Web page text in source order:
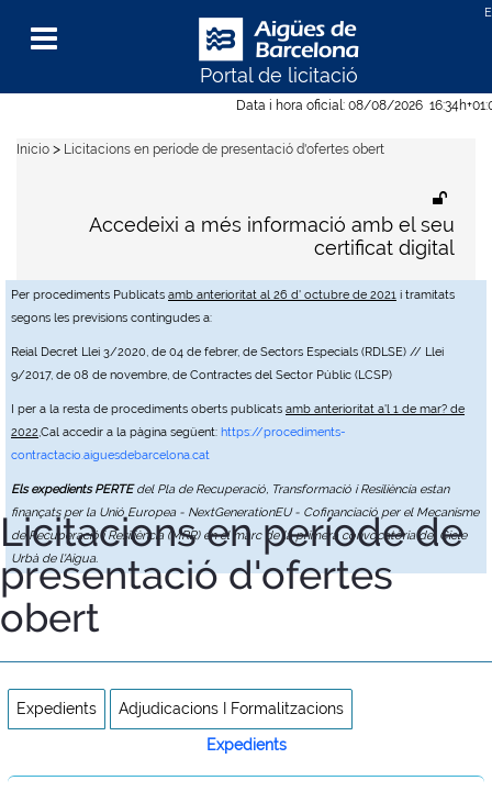
Data i hora oficial: 08/08/2026 16:34h
Per procediments Publicats amb anterioritat al 26 d' octubre de 2021 i tramitats
segons les previsions contingudes a:
Reial Decret Llei 3/2020, de 04 de febrer, de Sectors Especials (RDLSE) // Llei
9/2017, de 08 de novembre, de Contractes del Sector Públic (LCSP)
I per a la resta de procediments oberts publicats amb anterioritat a'l 1 de mar? de
2022,Cal accedir a la pàgina següent: https://procediments-
contractacio.aiguesdebarcelona.cat
Els expedients PERTEdel Pla de Recuperació, Transformació i Resiliència estan
finançats per la Unió Europea - NextGenerationEU - Cofinanciació per el Mecanisme
de Recuperació i Resiliència (MRR) en el marc de la primera convocatòria del Cicle
Urbà de l'Aigua.
Portal de licitació
Menu
Accedeixi a més informació amb el seu
certificat digital
Inicio > Licitacions en període de presentació d'ofertes obert
Licitacions en període de
presentació d'ofertes
obert
Expedients Adjudicacions I Formalitzacions
Expedients